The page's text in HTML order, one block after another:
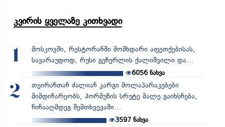
კვირის ყველაზე კითხვადი
1
მოსკოვში, რესტორანში მომხდარი აფეთქებისას,
სავარაუდოდ, რუსი გენერლის ქალიშვილი და...
6056ნახვა
2
თეირანთან ძალიან კარგი მოლაპარაკებები
მიმდინარეობს, ჰორმუზის სრუტე მალე გაიხსნება,
წინააღმდეგ შემთხვევაში...
3597ნახვა